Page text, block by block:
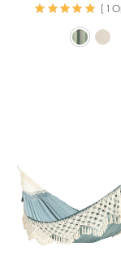
( 1
zielono-oliwkowy (14 -
ecru (X1 -